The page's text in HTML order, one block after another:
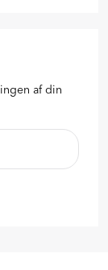
af din